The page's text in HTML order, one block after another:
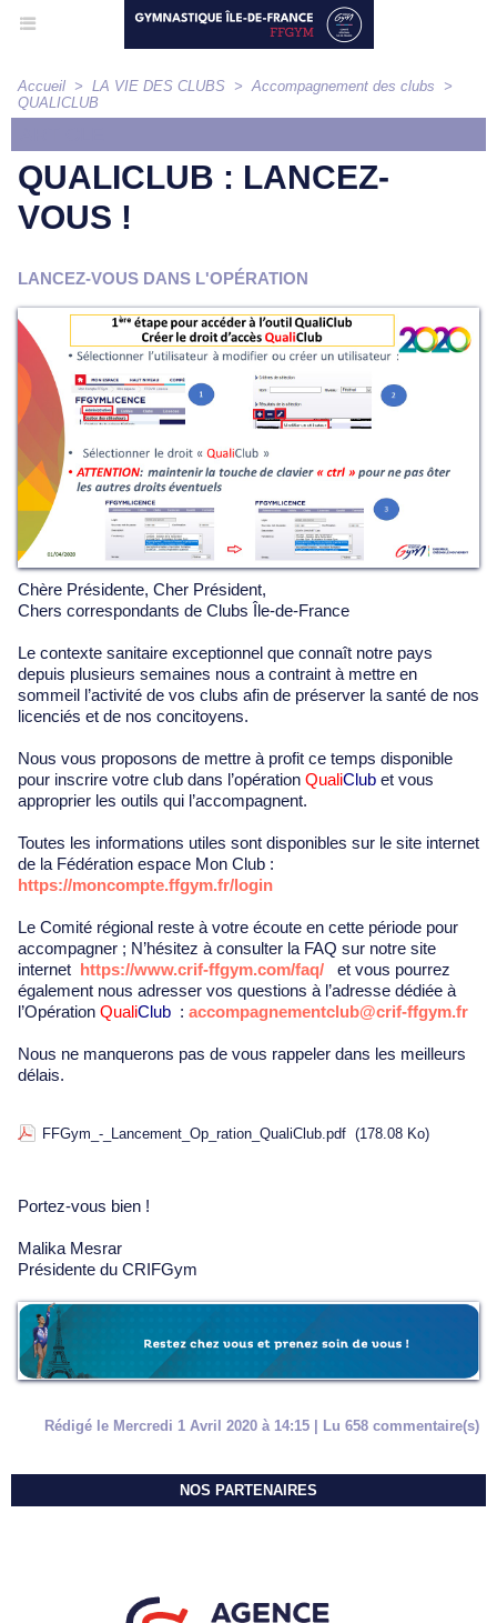
Accueil > LA VIE DES CLUBS > Accompagnement des clubs
>
QUALICLUB
QUALICLUB : LANCEZ-
VOUS !
LANCEZ-VOUS DANS L'OPÉRATION
Chère Présidente, Cher Président,
Chers correspondants de Clubs Île-de-France
Le contexte sanitaire exceptionnel que connaît notre pays
depuis plusieurs semaines nous a contraint à mettre en
sommeil l’activité de vos clubs afin de préserver la santé de nos
licenciés et de nos concitoyens.
Nous vous proposons de mettre à profit ce temps disponible
pour inscrire votre club dans l’opération QualiClub et vous
approprier les outils qui l’accompagnent.
Toutes les informations utiles sont disponibles sur le site internet
de la Fédération espace Mon Club :
https://moncompte.ffgym.fr/login
Le Comité régional reste à votre écoute en cette période pour
accompagner ; N’hésitez à consulter la FAQ sur notre site
internet https://www.crif-ffgym.com/faq/ et vous pourrez
également nous adresser vos questions à l’adresse dédiée à
l’Opération QualiClub : accompagnementclub@crif-ffgym.fr
Nous ne manquerons pas de vous rappeler dans les meilleurs
délais.
FFGym_-_Lancement_Op_ration_QualiClub.pdf (178.08 Ko)
Portez-vous bien !
Malika Mesrar
Présidente du CRIFGym
Rédigé le Mercredi 1 Avril 2020 à 14:15 | Lu 658 commentaire(s)
NOS PARTENAIRES